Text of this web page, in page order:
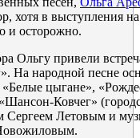
хотя в выступления
и осторожно.
Ольгу привели
На народной песне
цыгане»,
Ковчег»
Сергеем Летовым и